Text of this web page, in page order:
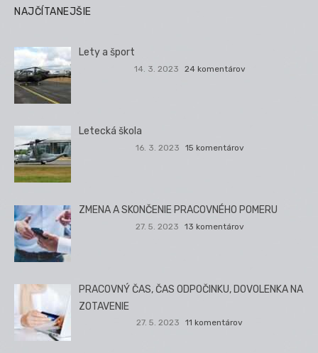
NAJČÍTANEJŠIE
Lety a šport
14. 3. 2023 24 komentárov
Letecká škola
16. 3. 2023 15 komentárov
ZMENA A SKONČENIE PRACOVNÉHO POMERU
27. 5. 2023 13 komentárov
PRACOVNÝ ČAS, ČAS ODPOČINKU, DOVOLENKA NA
ZOTAVENIE
27. 5. 2023 11 komentárov